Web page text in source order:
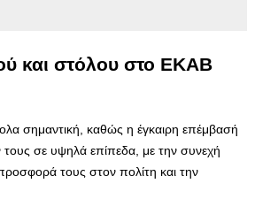
και στόλου στο ΕΚΑΒ
σημαντική, καθώς η έγκαιρη επέμβασή
σε υψηλά επίπεδα, με την συνεχή
τους στον πολίτη και την